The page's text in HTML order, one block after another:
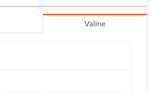
Valine